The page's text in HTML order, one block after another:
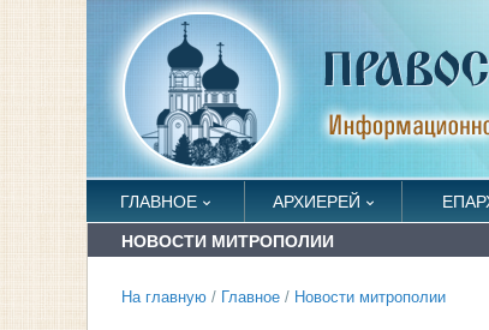
ГЛАВНОЕ АРХИЕРЕЙ
НОВОСТИ МИТРОПОЛИИ
На главную / Главное / Новости митрополии